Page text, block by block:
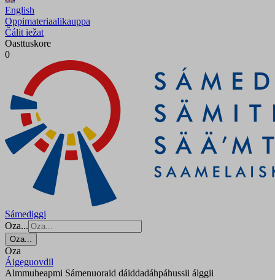
English
Oppimateriaalikauppa
Čálit iežat
Oasttuskore
0
Sámediggi
Oza...
Oza...
Oza
Áigeguovdil
Almmuheapmi Sámenuoraid dáiddadáhpáhussii álggii